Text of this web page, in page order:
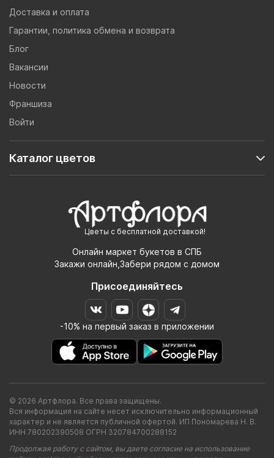
Цветы с бесплатной доставкой!
Онлайн маркет букетов в СПБ
Закажи онлайн,Забери рядом с домом
Присоединяйтесь
-10% на первый заказ в приложении
Доставка и оплата
Гарантии, политика обмена и возврата
Блог
Вакансии
Новости
Франшиза
Войти
Каталог цветов
© 2026 Артфлора. Все права защищены.
Вся информация на сайте несет исключительно информационный
характер и не является публичной офертой. ИП Пономарева Н. В.
ИНН 780202390508 ОГРН 320784700288152
Продолжая работу с сайтом, вы даете согласие на использование